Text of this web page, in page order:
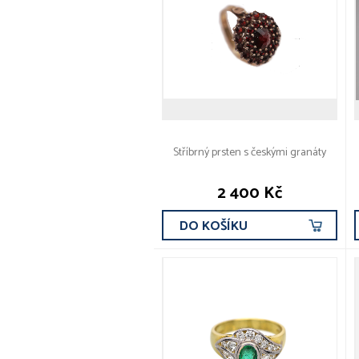
Stříbrný prsten s českými granáty
2 400 Kč
DO KOŠÍKU